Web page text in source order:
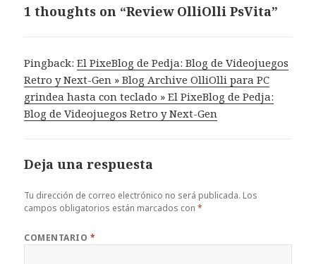
1 thoughts on “Review OlliOlli PsVita”
Pingback:El PixeBlog de Pedja: Blog de Videojuegos
Retro y Next-Gen » Blog Archive OlliOlli para PC
grindea hasta con teclado » El PixeBlog de Pedja:
Blog de Videojuegos Retro y Next-Gen
Deja una respuesta
Tu dirección de correo electrónico no será publicada. Los
campos obligatorios están marcados con*
COMENTARIO *